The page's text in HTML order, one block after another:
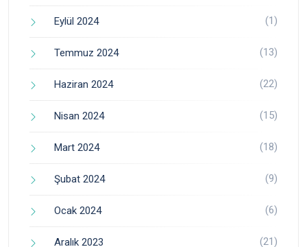
Eylül 2024 (1)
Temmuz 2024 (13)
Haziran 2024 (22)
Nisan 2024 (15)
Mart 2024 (18)
Şubat 2024 (9)
Ocak 2024 (6)
Aralık 2023 (21)